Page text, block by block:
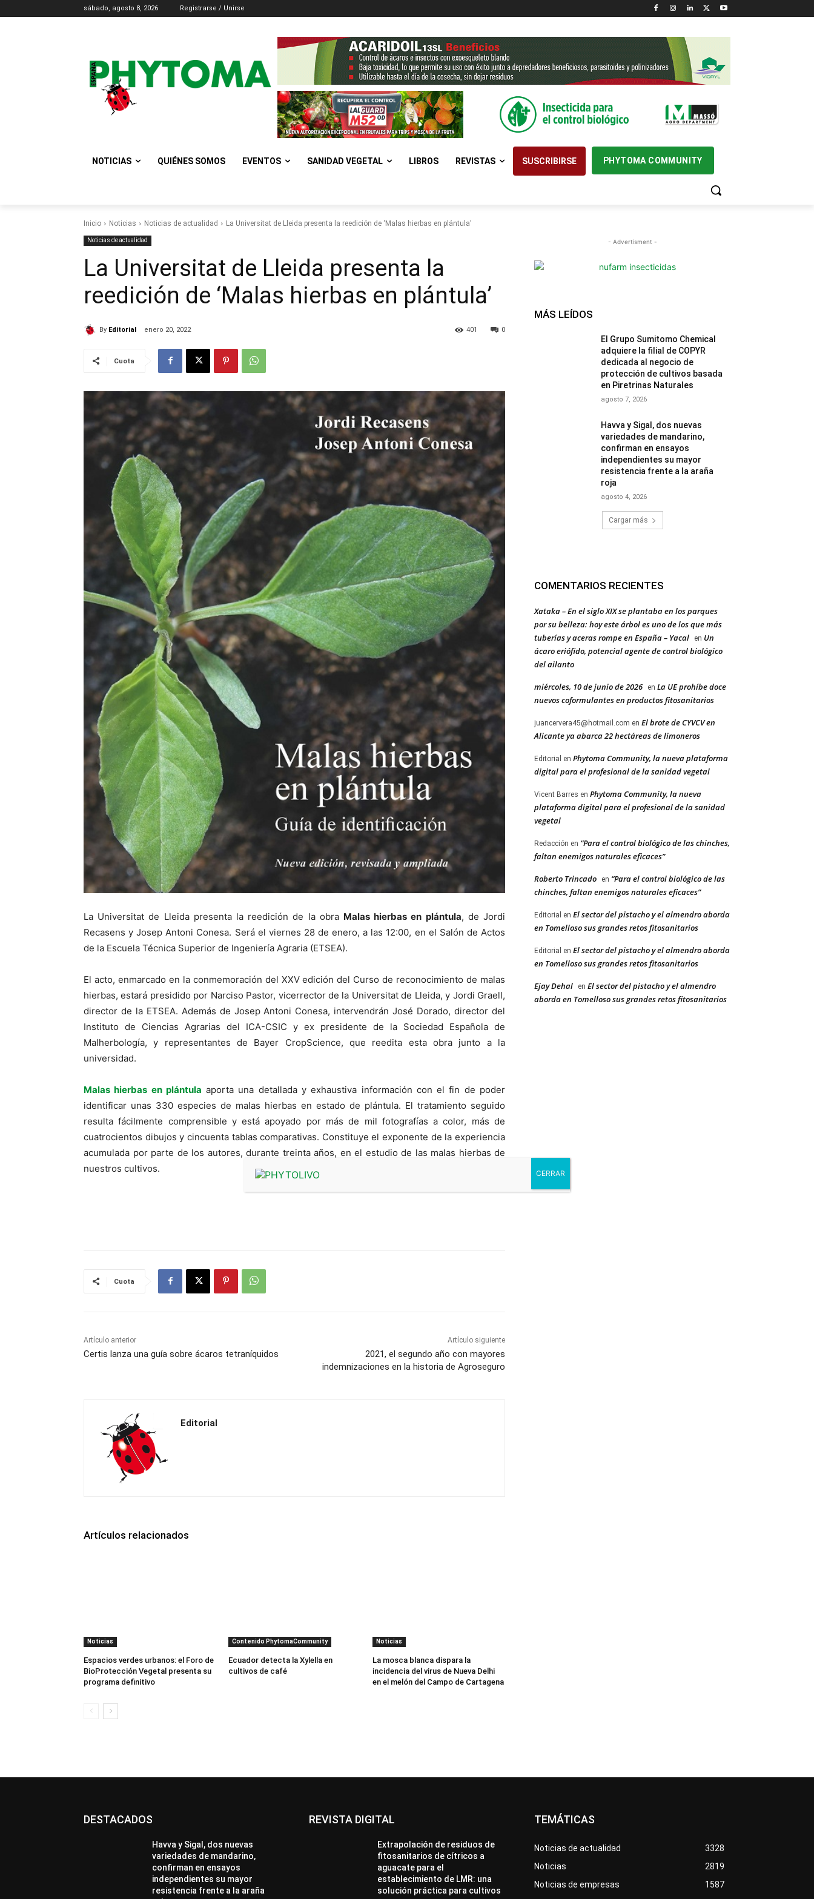
sábado, agosto 8, 2026 Registrarse / Unirse
NOTICIAS QUIÉNES SOMOS EVENTOS SANIDAD VEGETAL LIBROS REVISTAS SUSCRIBIRSE PHYTOMA COMMUNITY
Inicio Noticias Noticias de actualidad La Universitat de Lleida presenta la reedición de ‘Malas hierbas en plántula’
Noticias de actualidad
La Universitat de Lleida presenta la
reedición de ‘Malas hierbas en plántula’
By Editorial enero 20, 2022 0
401
Cuota
La Universitat de Lleida presenta la reedición de la obra Malas hierbas en plántula, de Jordi
Recasens y Josep Antoni Conesa. Será el viernes 28 de enero, a las 12:00, en el Salón de Actos
de la Escuela Técnica Superior de Ingeniería Agraria (ETSEA).
El acto, enmarcado en la conmemoración del XXV edición del Curso de reconocimiento de malas
hierbas, estará presidido por Narciso Pastor, vicerrector de la Universitat de Lleida, y Jordi Graell,
director de la ETSEA. Además de Josep Antoni Conesa, intervendrán José Dorado, director del
Instituto de Ciencias Agrarias del ICA-CSIC y ex presidente de la Sociedad Española de
Malherbología, y representantes de Bayer CropScience, que reedita esta obra junto a la
universidad.
Malas hierbas en plántula aporta una detallada y exhaustiva información con el fin de poder
identificar unas 330 especies de malas hierbas en estado de plántula. El tratamiento seguido
resulta fácilmente comprensible y está apoyado por más de mil fotografías a color, más de
cuatrocientos dibujos y cincuenta tablas comparativas. Constituye el exponente de la experiencia
acumulada por parte de los autores, durante treinta años, en el estudio de las malas hierbas de
nuestros cultivos.
Cuota
Artículo anterior
Certis lanza una guía sobre ácaros tetraníquidos
Artículo siguiente
2021, el segundo año con mayores
indemnizaciones en la historia de Agroseguro
Editorial
Artículos relacionados
Noticias
Espacios verdes urbanos: el Foro de
BioProtección Vegetal presenta su
programa definitivo
Contenido PhytomaCommunity
Ecuador detecta la Xylella en
cultivos de café
Noticias
La mosca blanca dispara la
incidencia del virus de Nueva Delhi
en el melón del Campo de Cartagena
- Advertisment -
MÁS LEÍDOS
El Grupo Sumitomo Chemical
adquiere la filial de COPYR
dedicada al negocio de
protección de cultivos basada
en Piretrinas Naturales
agosto 7, 2026
Havva y Sigal, dos nuevas
variedades de mandarino,
confirman en ensayos
independientes su mayor
resistencia frente a la araña
roja
agosto 4, 2026
Cargar más
COMENTARIOS RECIENTES
Xataka – En el siglo XIX se plantaba en los parques
por su belleza: hoy este árbol es uno de los que más
tuberías y aceras rompe en España – Yacal
en Un
ácaro eriófido, potencial agente de control biológico
del ailanto
miércoles, 10 de junio de 2026 en La UE prohíbe doce
nuevos coformulantes en productos fitosanitarios
juancervera45@hotmail.com en El brote de CYVCV en
Alicante ya abarca 22 hectáreas de limoneros
Editorial en Phytoma Community, la nueva plataforma
digital para el profesional de la sanidad vegetal
Vicent Barres en Phytoma Community, la nueva
plataforma digital para el profesional de la sanidad
vegetal
Redacción en “Para el control biológico de las chinches,
faltan enemigos naturales eficaces”
Roberto Trincado en “Para el control biológico de las
chinches, faltan enemigos naturales eficaces”
Editorial en El sector del pistacho y el almendro aborda
en Tomelloso sus grandes retos fitosanitarios
Editorial en El sector del pistacho y el almendro aborda
en Tomelloso sus grandes retos fitosanitarios
Ejay Dehal en El sector del pistacho y el almendro
aborda en Tomelloso sus grandes retos fitosanitarios
DESTACADOS
Havva y Sigal, dos nuevas
variedades de mandarino,
confirman en ensayos
independientes su mayor
resistencia frente a la araña
REVISTA DIGITAL
Extrapolación de residuos de
fitosanitarios de cítricos a
aguacate para el
establecimiento de LMR: una
solución práctica para cultivos
TEMÁTICAS
Noticias de actualidad
3328
Noticias
2819
Noticias de empresas
1587